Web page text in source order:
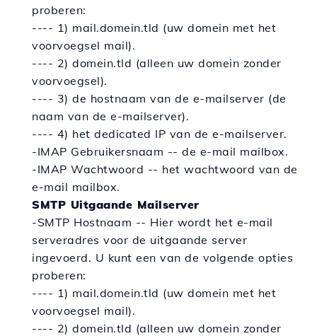
proberen:
---- 1) mail.domein.tld (uw domein met het
voorvoegsel mail).
---- 2) domein.tld (alleen uw domein zonder
voorvoegsel).
---- 3) de hostnaam van de e-mailserver (de
naam van de e-mailserver).
---- 4) het dedicated IP van de e-mailserver.
-IMAP Gebruikersnaam -- de e-mail mailbox.
-IMAP Wachtwoord -- het wachtwoord van de
e-mail mailbox.
SMTP Uitgaande Mailserver
-SMTP Hostnaam -- Hier wordt het e-mail
serveradres voor de uitgaande server
ingevoerd. U kunt een van de volgende opties
proberen:
---- 1) mail.domein.tld (uw domein met het
voorvoegsel mail).
---- 2) domein.tld (alleen uw domein zonder